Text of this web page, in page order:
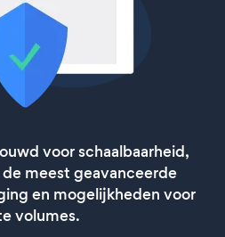
voor schaalbaarheid,
meest geavanceerde
en mogelijkheden voor
volumes.